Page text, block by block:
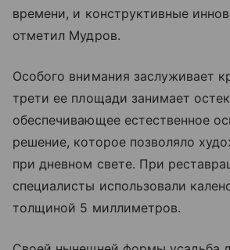
времени, и конструктивные
отметил Мудров.
Особого внимания заслуживает
трети ее площади занимает
обеспечивающее естественное
решение, которое позволяло
при дневном свете. При
специалисты использовали
толщиной 5 миллиметров.